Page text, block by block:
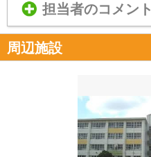
担当者のコメント
周辺施設